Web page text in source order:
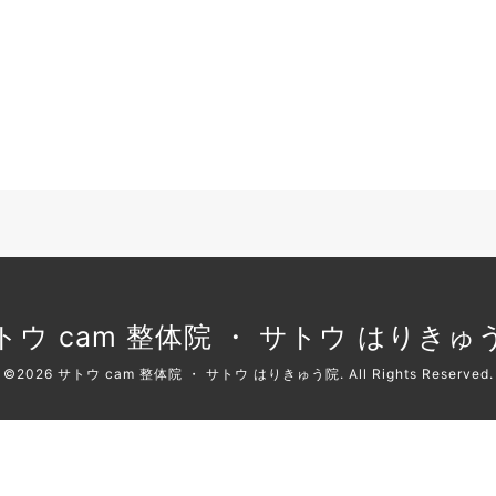
ウ cam 整体院 ・ サトウ はりきゅ
©2026 サトウ cam 整体院 ・ サトウ はりきゅう院. All Rights Reserved.